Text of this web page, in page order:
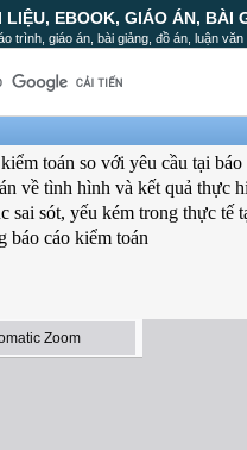
LIỆU, EBOOK, GIÁO ÁN, BÀI
trình, giáo án, bài giảng, đồ án, luận
toán so với yêu cầu tại
về tình hình và kết quả thực
sót, yếu kém trong thực
báo cáo kiểm toán